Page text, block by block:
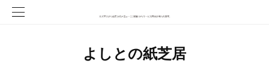
よしとの紙芝居